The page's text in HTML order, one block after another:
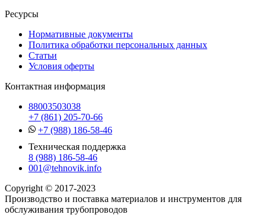
Ресурсы
Нормативные документы
Политика обработки персональных данных
Статьи
Условия оферты
Контактная информация
88003503038
+7 (861) 205-70-66
+7 (988) 186-58-46
Техническая поддержка
8 (988) 186-58-46
001@tehnovik.info
Copyright © 2017-2023
Производство и поставка материалов и инструментов для
обслуживания трубопроводов